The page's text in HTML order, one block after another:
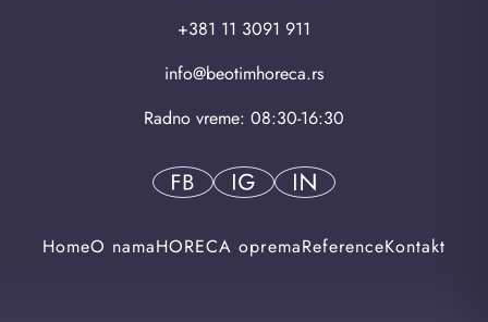
+381 11 3091 911
info@beotimhoreca.rs
Radno vreme: 08:30-16:30
HomeO namaHORECA opremaReferenceKontakt